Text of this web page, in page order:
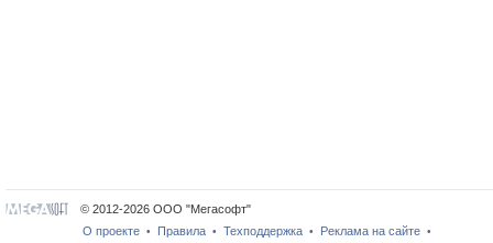
© 2012-2026 ООО "Мегасофт"
О проекте • Правила • Техподдержка • Реклама на сайте •